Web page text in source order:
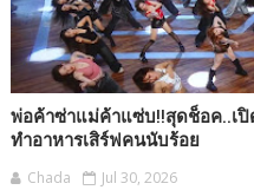
พ่อค้าซ่าแม่ค้าแซ่บ!!สุดช็อค..เ
ทำอาหารเสิร์ฟคนนับร้อย
Chada Jul 30, 2026